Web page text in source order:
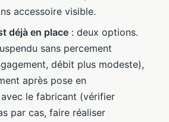
accessoire visible.
déjà en place : deux options.
sans percement
débit plus modeste),
après pose en
le fabricant (vérifier
par cas, faire réaliser